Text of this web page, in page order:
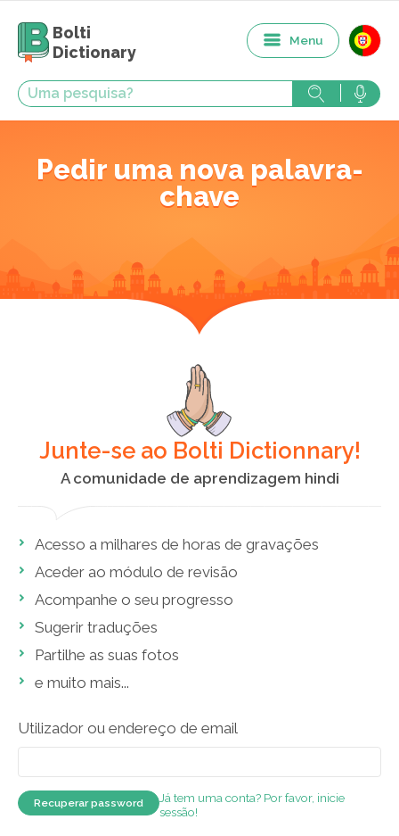
Bolti
Dictionary
Menu
Pedir uma nova palavra-
chave
Junte-se ao Bolti Dictionnary!
A comunidade de aprendizagem hindi
Acesso a milhares de horas de gravações
Aceder ao módulo de revisão
Acompanhe o seu progresso
Sugerir traduções
Partilhe as suas fotos
e muito mais...
Utilizador ou endereço de email
Já tem uma conta? Por favor, inicie
sessão!